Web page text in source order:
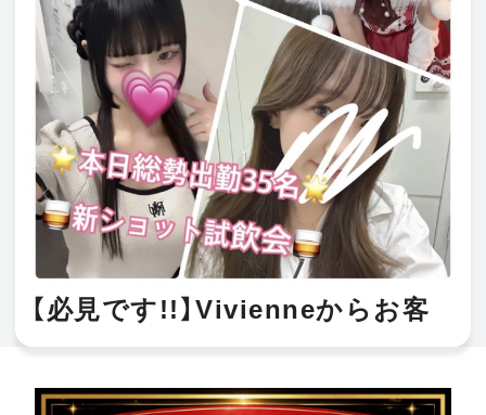
【必見です!!】Vivienneからお客
本日、システムの都合に